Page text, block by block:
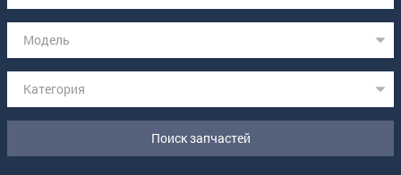
Модель
Категория
Поиск запчастей